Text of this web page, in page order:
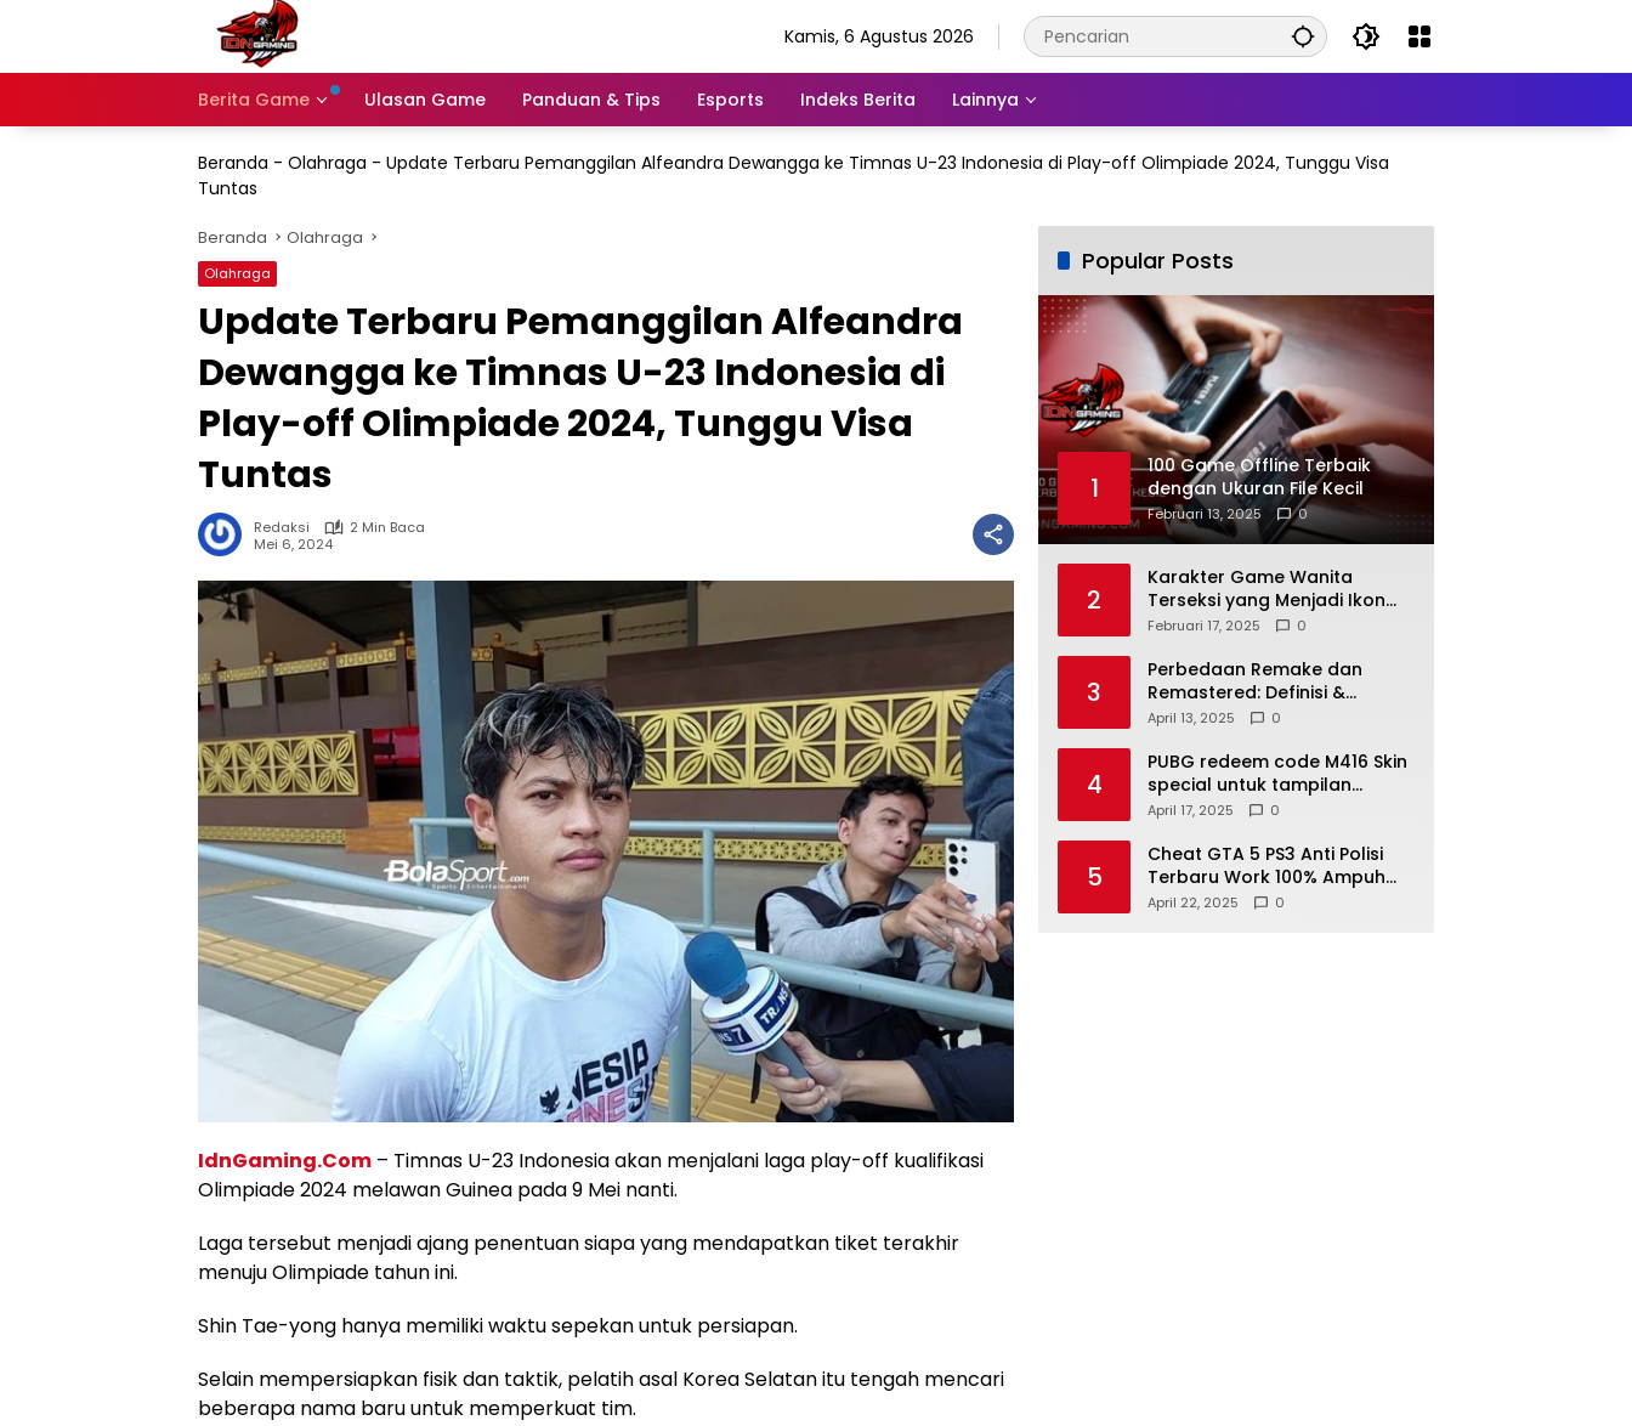
Kamis, 6 Agustus 2026
Berita Game Ulasan Game Panduan & Tips Esports Indeks Berita Lainnya
Beranda - Olahraga - Update Terbaru Pemanggilan Alfeandra Dewangga ke Timnas U-23 Indonesia di Play-off Olimpiade 2024, Tunggu Visa
Tuntas
Beranda Olahraga
Olahraga
Update Terbaru Pemanggilan Alfeandra
Dewangga ke Timnas U-23 Indonesia di
Play-off Olimpiade 2024, Tunggu Visa
Tuntas
Redaksi
2 Min Baca
Mei 6, 2024
IdnGaming.Com – Timnas U-23 Indonesia akan menjalani laga play-off kualifikasi
Olimpiade 2024 melawan Guinea pada 9 Mei nanti.
Laga tersebut menjadi ajang penentuan siapa yang mendapatkan tiket terakhir
menuju Olimpiade tahun ini.
Shin Tae-yong hanya memiliki waktu sepekan untuk persiapan.
Selain mempersiapkan fisik dan taktik, pelatih asal Korea Selatan itu tengah mencari
beberapa nama baru untuk memperkuat tim.
Popular Posts
1
100 Game Offline Terbaik
dengan Ukuran File Kecil
Februari 13, 2025 0
2
Karakter Game Wanita
Terseksi yang Menjadi Ikon
Populer
Februari 17, 2025 0
3
Perbedaan Remake dan
Remastered: Definisi &
Contoh Game Terkenal
April 13, 2025 0
4
PUBG redeem code M416 Skin
special untuk tampilan
menarik
April 17, 2025 0
5
Cheat GTA 5 PS3 Anti Polisi
Terbaru Work 100% Ampuh
Lengkap 2025
April 22, 2025 0